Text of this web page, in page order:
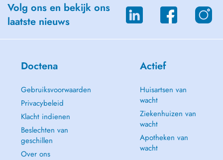
Volg ons en bekijk ons
laatste nieuws
Doctena
Gebruiksvoorwaarden
Privacybeleid
Klacht indienen
Beslechten van
geschillen
Over ons
Actief
Huisartsen van
wacht
Ziekenhuizen van
wacht
Apotheken van
wacht